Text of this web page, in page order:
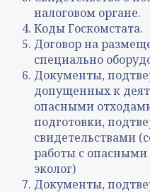
налоговом органе.
Коды Госкомстата.
Договор на
специально
Документы,
допущенных к
опасными
подготовки,
свидетельствами
работы с опасными
эколог)
Документы,